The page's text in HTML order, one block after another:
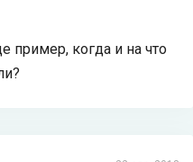
пример, когда и на что